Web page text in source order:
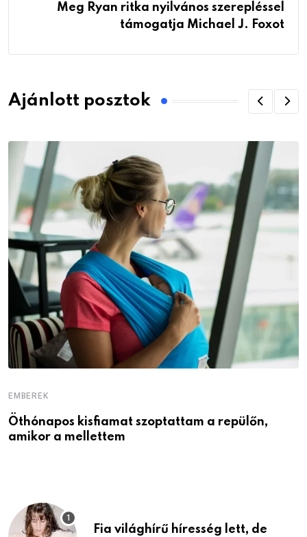
Meg Ryan ritka nyilvános szerepléssel
támogatja Michael J. Foxot
Ajánlott posztok
EMBEREK
Öthónapos kisfiamat szoptattam a repülőn,
amikor a mellettem
Fia világhírű híresség lett, de